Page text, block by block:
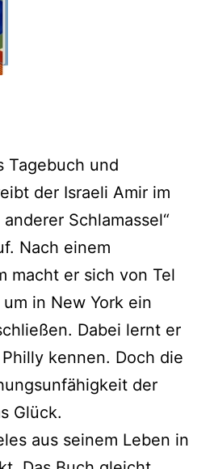
Tagebuch und
der Israeli Amir im
Schlamassel“
Nach einem
macht er sich von Tel
in New York ein
Dabei lernt er
kennen. Doch die
der
Glück.
aus seinem Leben in